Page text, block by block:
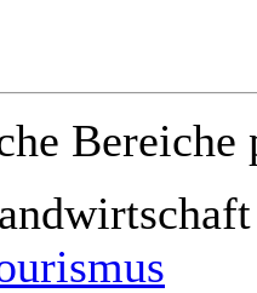
Bereiche